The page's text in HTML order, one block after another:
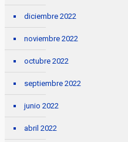
diciembre 2022
noviembre 2022
octubre 2022
septiembre 2022
junio 2022
abril 2022